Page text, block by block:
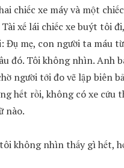
chiếc xe máy và một
xế lái chiếc xe buýt tôi
Đụ mẹ, con người ta máu
đó. Tôi không nhìn. Anh
người tới đo vẽ lập biên
hết rồi, không có xe cứu
nào.
không nhìn thấy gì hết,